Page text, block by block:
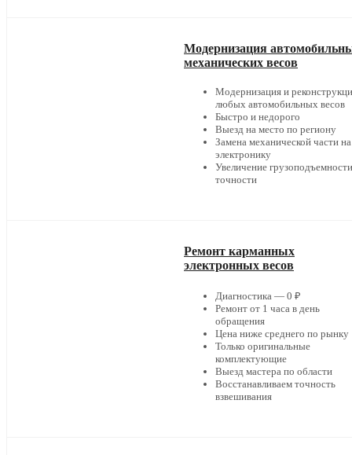
Модернизация
механических весов
Модернизация и
любых автомобильных весов
Быстро и недорого
Выезд на место по региону
Замена механической части на
электронику
Увеличение
точности
Ремонт карманных
электронных весов
Диагностика — 0 ₽
Ремонт от 1 часа в день
обращения
Цена ниже среднего по рынку
Только оригинальные
комплектующие
Выезд мастера по области
Восстанавливаем точность
взвешивания